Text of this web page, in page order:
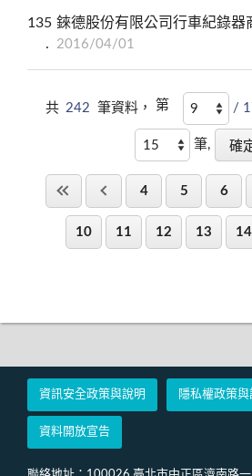
135 錸德股份有限公司行車紀錄器
2016/04/01
共 242 筆資料， 第 /
筆,
4 5 6
10 11 12 13 14
資訊安全政策與說明 隱私權政策與
資料開放宣告